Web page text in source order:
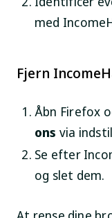
med
Fjern
Åbn Firefox
ons via
Se efter
og slet dem.